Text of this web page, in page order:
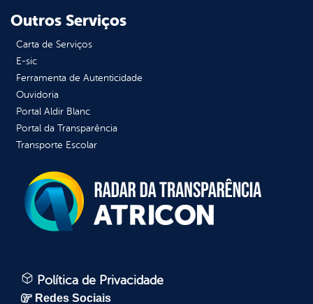
Outros Serviços
Carta de Serviços
E-sic
Ferramenta de Autenticidade
Ouvidoria
Portal Aldir Blanc
Portal da Transparência
Transporte Escolar
Política de Privacidade
Redes Sociais